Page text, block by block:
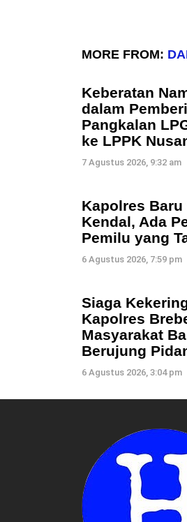
MORE FROM:
Keberatan
dalam
Pangkalan
ke LPPK
7 Agustus 2026, 9:32 am
Kapolres
Kendal, Ada
Pemilu yang
6 Agustus 2026, 7:59 pm
Siaga
Kapolres
Masyarakat
Berujung
6 Agustus 2026, 3:04 pm